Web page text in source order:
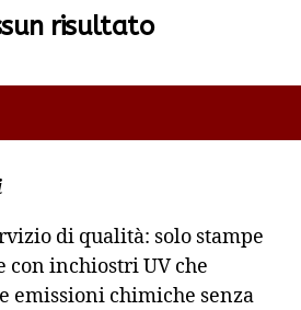
risultato
di qualità: solo stampe
con inchiostri UV che
emissioni chimiche senza